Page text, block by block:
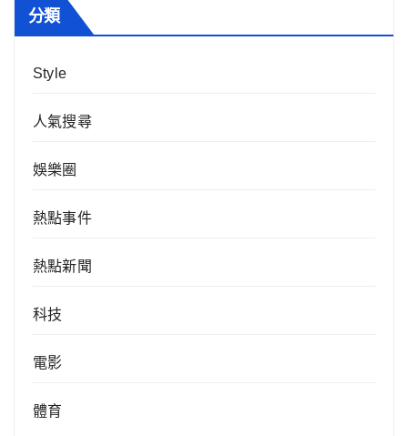
分類
Style
人氣搜尋
娛樂圈
熱點事件
熱點新聞
科技
電影
體育